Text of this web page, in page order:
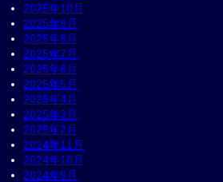
2025年10月
2025年9月
2025年8月
2025年7月
2025年6月
2025年5月
2025年4月
2025年3月
2025年2月
2024年11月
2024年10月
2024年9月